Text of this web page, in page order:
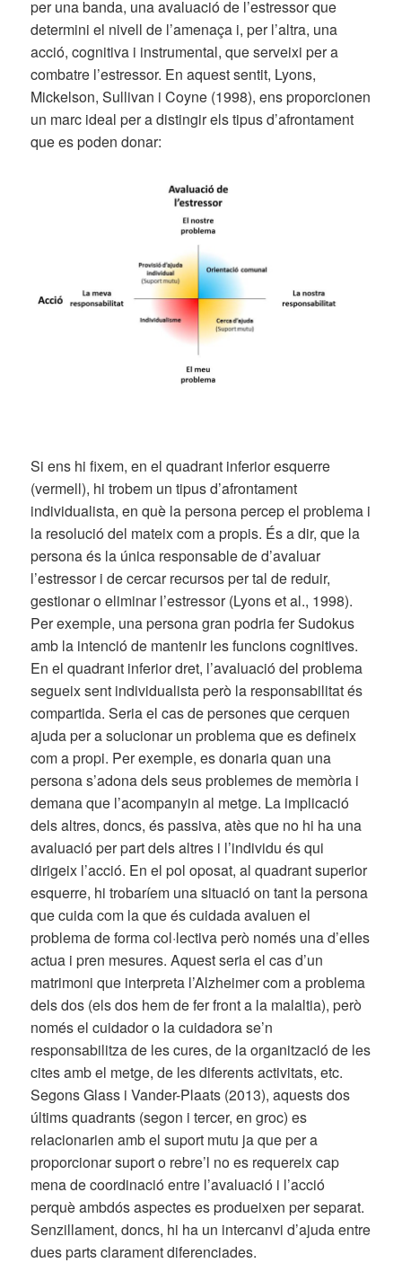
per una banda, una avaluació de l’estressor que
determini el nivell de l’amenaça i, per l’altra, una
acció, cognitiva i instrumental, que serveixi per a
combatre l’estressor. En aquest sentit, Lyons,
Mickelson, Sullivan i Coyne (1998), ens proporcionen
un marc ideal per a distingir els tipus d’afrontament
que es poden donar:
Si ens hi fixem, en el quadrant inferior esquerre
(vermell), hi trobem un tipus d’afrontament
individualista, en què la persona percep el problema i
la resolució del mateix com a propis. És a dir, que la
persona és la única responsable de d’avaluar
l’estressor i de cercar recursos per tal de reduir,
gestionar o eliminar l’estressor (Lyons et al., 1998).
Per exemple, una persona gran podria fer Sudokus
amb la intenció de mantenir les funcions cognitives.
En el quadrant inferior dret, l’avaluació del problema
segueix sent individualista però la responsabilitat és
compartida. Seria el cas de persones que cerquen
ajuda per a solucionar un problema que es defineix
com a propi. Per exemple, es donaria quan una
persona s’adona dels seus problemes de memòria i
demana que l’acompanyin al metge. La implicació
dels altres, doncs, és passiva, atès que no hi ha una
avaluació per part dels altres i l’individu és qui
dirigeix l’acció. En el pol oposat, al quadrant superior
esquerre, hi trobaríem una situació on tant la persona
que cuida com la que és cuidada avaluen el
problema de forma col·lectiva però només una d’elles
actua i pren mesures. Aquest seria el cas d’un
matrimoni que interpreta l’Alzheimer com a problema
dels dos (els dos hem de fer front a la malaltia), però
només el cuidador o la cuidadora se’n
responsabilitza de les cures, de la organització de les
cites amb el metge, de les diferents activitats, etc.
Segons Glass i Vander-Plaats (2013), aquests dos
últims quadrants (segon i tercer, en groc) es
relacionarien amb el suport mutu ja que per a
proporcionar suport o rebre’l no es requereix cap
mena de coordinació entre l’avaluació i l’acció
perquè ambdós aspectes es produeixen per separat.
Senzillament, doncs, hi ha un intercanvi d’ajuda entre
dues parts clarament diferenciades.